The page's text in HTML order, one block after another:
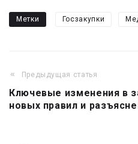
Метки Госзакупки
Навигация
по
записям
Предыдущая статья
Ключевые изменения в
новых правил и